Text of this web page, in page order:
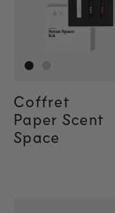
Coffret
Paper Scent
Space